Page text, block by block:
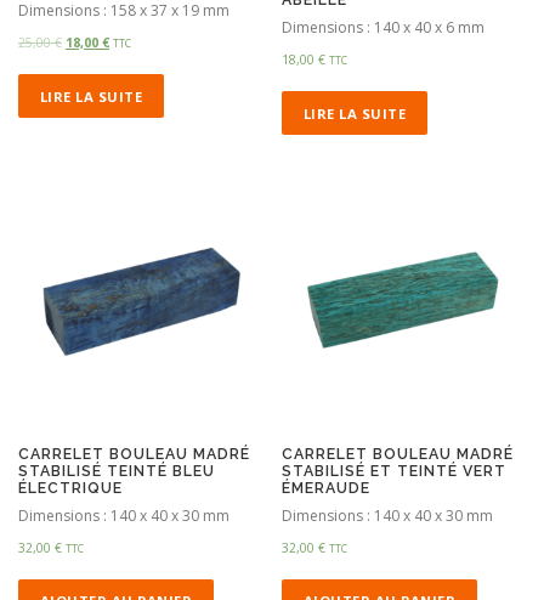
Dimensions : 158 x 37 x 19 mm
25,00€ 18,00 € TTC
LIRE LA SUITE
Dimensions : 140 x 40 x 6 mm
18,00€ TTC
LIRE LA SUITE
CARRELET BOULEAU MADRÉ
STABILISÉ TEINTÉ BLEU
ÉLECTRIQUE
Dimensions : 140 x 40 x 30 mm
32,00 € TTC
CARRELET BOULEAU MADRÉ
STABILISÉ ET TEINTÉ VERT
ÉMERAUDE
Dimensions : 140 x 40 x 30 mm
32,00€ TTC